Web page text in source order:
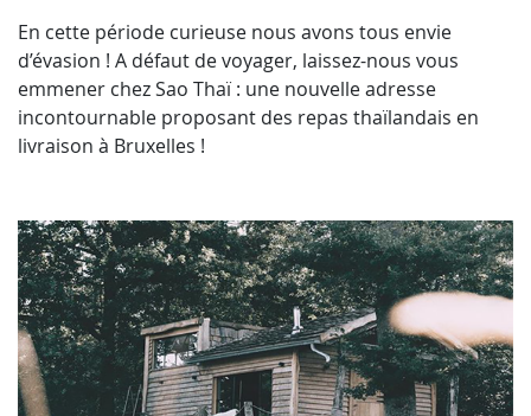
En cette période curieuse nous avons tous envie
d’évasion ! A défaut de voyager, laissez-nous vous
emmener chez Sao Thaï : une nouvelle adresse
incontournable proposant des repas thaïlandais en
livraison à Bruxelles !